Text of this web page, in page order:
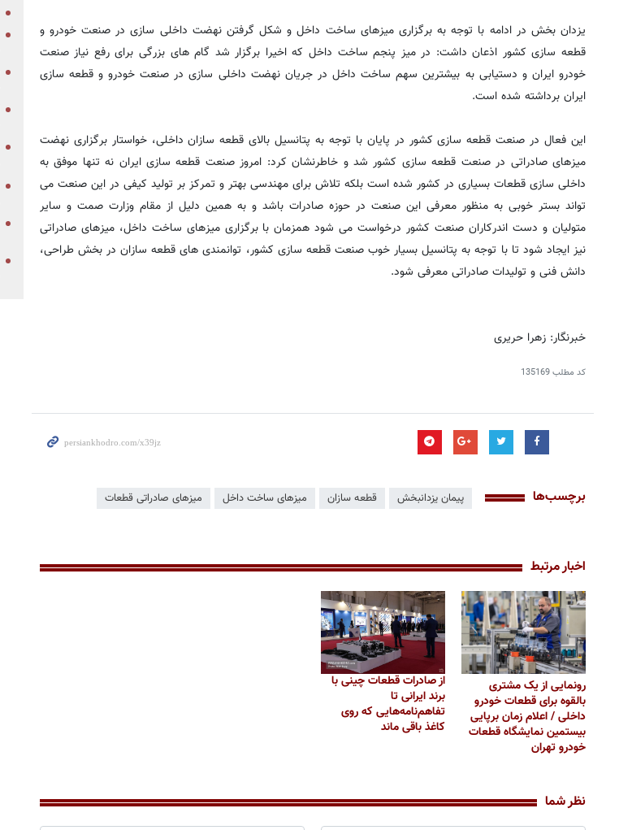
یزدان بخش در ادامه با توجه به برگزاری میزهای ساخت داخل و شکل گرفتن نهضت داخلی سازی در صنعت خودرو و
قطعه سازی کشور اذعان داشت: در میز پنجم ساخت داخل که اخیرا برگزار شد گام های بزرگی برای رفع نیاز صنعت
خودرو ایران و دستیابی به بیشترین سهم ساخت داخل در جریان نهضت داخلی سازی در صنعت خودرو و قطعه سازی
ایران برداشته شده است.
این فعال در صنعت قطعه سازی کشور در پایان با توجه به پتانسیل بالای قطعه سازان داخلی، خواستار برگزاری نهضت
میزهای صادراتی در صنعت قطعه سازی کشور شد و خاطرنشان کرد: امروز صنعت قطعه سازی ایران نه تنها موفق به
داخلی سازی قطعات بسیاری در کشور شده است بلکه تلاش برای مهندسی بهتر و تمرکز بر تولید کیفی در این صنعت می
تواند بستر خوبی به منظور معرفی این صنعت در حوزه صادرات باشد و به همین دلیل از مقام وزارت صمت و سایر
متولیان و دست اندرکاران صنعت کشور درخواست می شود همزمان با برگزاری میزهای ساخت داخل، میزهای صادراتی
نیز ایجاد شود تا با توجه به پتانسیل بسیار خوب صنعت قطعه سازی کشور، توانمندی های قطعه سازان در بخش طراحی،
دانش فنی و تولیدات صادراتی معرفی شود.
خبرنگار: زهرا حریری
کد مطلب135169
برچسب‌ها پیمان یزدانبخش قطعه سازان میزهای ساخت داخل میزهای صادراتی قطعات
اخبار مرتبط
رونمایی از یک مشتری
بالقوه برای قطعات خودرو
داخلی / اعلام زمان برپایی
بیستمین نمایشگاه قطعات
خودرو تهران
از صادرات قطعات چینی با
برند ایرانی تا
تفاهم‌نامه‌هایی که روی
کاغذ باقی ماند
نظر شما